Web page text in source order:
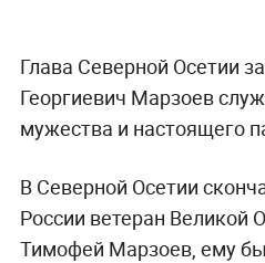
Глава Северной Осетии
Георгиевич Марзоев
мужества и настоящего
В Северной Осетии
России ветеран Великой
Тимофей Марзоев, ему